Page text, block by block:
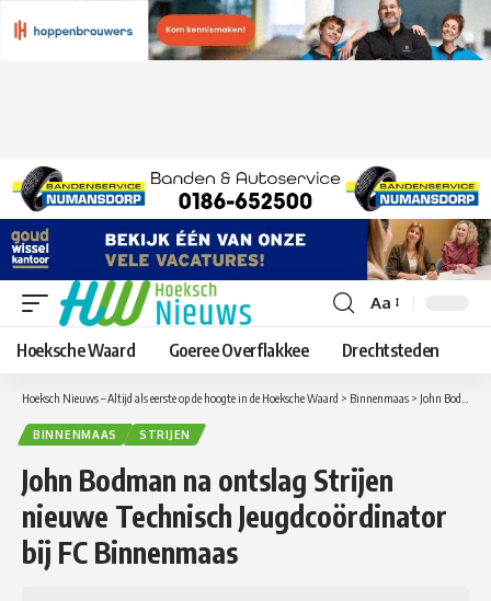
Lettergrootte
aanpassen
Aa
Hoeksche Waard Goeree Overflakkee Drechtsteden
Hoeksch Nieuws – Altijd als eerste op de hoogte in de Hoeksche Waard > Binnenmaas > John Bodman na ontslag Strijen nieuwe Technisch Jeugdcoördinator bij FC Binnenmaas
BINNENMAAS STRIJEN
John Bodman na ontslag Strijen
nieuwe Technisch Jeugdcoördinator
bij FC Binnenmaas